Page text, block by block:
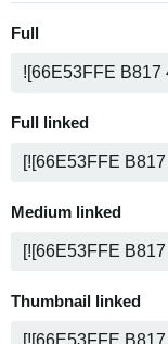
Full
Full linked
Medium linked
Thumbnail linked